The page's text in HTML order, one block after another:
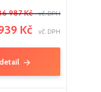
987 Kč vč. DPH
Kč vč. DPH